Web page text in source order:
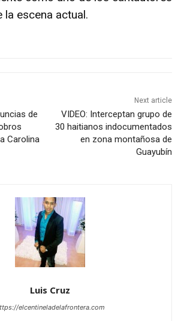
escena actual.
de
Carolina
Next article
VIDEO: Interceptan grupo de
30 haitianos indocumentados
en zona montañosa de
Guayubín
Luis Cruz
elcentineladelafrontera.com